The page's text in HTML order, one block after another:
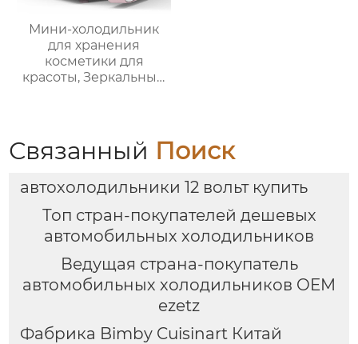
Мини-холодильник
для хранения
косметики для
красоты, Зеркальный
автомобильный мини-
холодильник
Связанный Поиск
автохолодильники 12 вольт купить
Топ стран-покупателей дешевых
автомобильных холодильников
Ведущая страна-покупатель
автомобильных холодильников OEM
ezetz
Фабрика Bimby Cuisinart Китай